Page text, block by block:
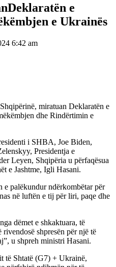
e
e Ukrainës
6:42 am
miratuan Deklaratën e
dhe Rindërtimin e
i SHBA, Joe Biden,
Presidentja e
Leyen, Shqipëria u përfaqësua
e Jashtme, Igli Hasani.
palëkundur ndërkombëtar për
në luftën e tij për liri, paqe dhe
dëmet e shkaktuara, të
shpresën për një të
u shpreh ministri Hasani.
të Shtatë (G7) + Ukrainë,